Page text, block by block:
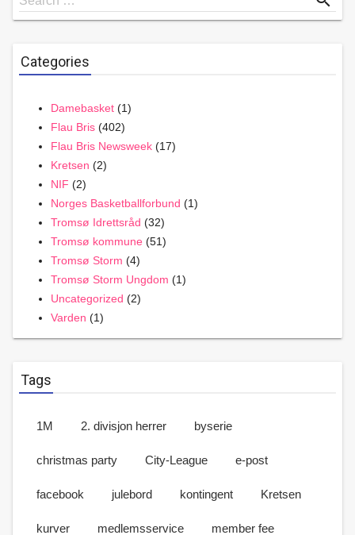
for
Categories
Damebasket (1)
Flau Bris (402)
Flau Bris Newsweek (17)
Kretsen (2)
NIF (2)
Norges Basketballforbund (1)
Tromsø Idrettsråd (32)
Tromsø kommune (51)
Tromsø Storm (4)
Tromsø Storm Ungdom (1)
Uncategorized (2)
Varden (1)
Tags
1M 2. divisjon herrer byserie
christmas party City-League e-post
facebook julebord kontingent Kretsen
kurver medlemsservice member fee